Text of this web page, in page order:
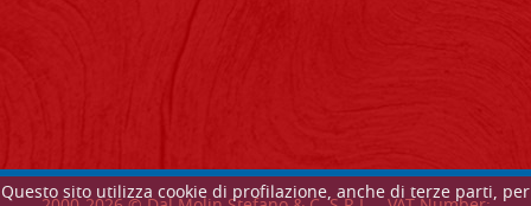
Questo sito utilizza cookie di profilazione, anche di terze parti, per